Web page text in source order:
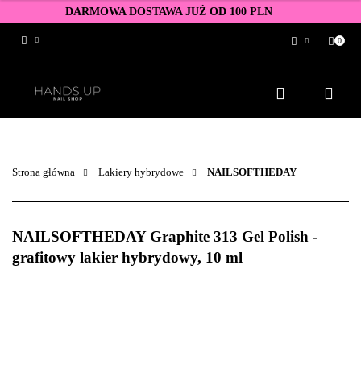
DARMOWA DOSTAWA JUŻ OD 100 PLN
Zarejestruj się
Dodaj zgłoszenie
Zgody cookies
0
Strona główna Lakiery hybrydowe NAILSOFTHEDAY
NAILSOFTHEDAY Graphite 313 Gel Polish -
grafitowy lakier hybrydowy, 10 ml